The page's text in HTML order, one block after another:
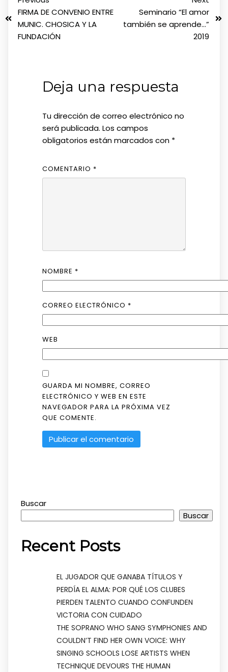
FIRMA DE CONVENIO ENTRE
MUNIC. CHOSICA Y LA
FUNDACIÓN
Seminario “El amor
también se aprende…”
2019
Deja una respuesta
Tu dirección de correo electrónico no
será publicada. Los campos
obligatorios están marcados con *
COMENTARIO *
NOMBRE *
CORREO ELECTRÓNICO *
WEB
GUARDA MI NOMBRE, CORREO
ELECTRÓNICO Y WEB EN ESTE
NAVEGADOR PARA LA PRÓXIMA VEZ
QUE COMENTE.
Buscar
Buscar
Recent Posts
EL JUGADOR QUE GANABA TÍTULOS Y
PERDÍA EL ALMA: POR QUÉ LOS CLUBES
PIERDEN TALENTO CUANDO CONFUNDEN
VICTORIA CON CUIDADO
THE SOPRANO WHO SANG SYMPHONIES AND
COULDN’T FIND HER OWN VOICE: WHY
SINGING SCHOOLS LOSE ARTISTS WHEN
TECHNIQUE DEVOURS THE HUMAN